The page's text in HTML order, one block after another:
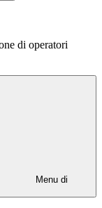
di operatori
Menu di